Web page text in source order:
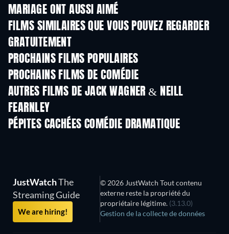
MARIAGE ONT AUSSI AIMÉ
FILMS SIMILAIRES QUE VOUS POUVEZ REGARDER
GRATUITEMENT
PROCHAINS FILMS POPULAIRES
PROCHAINS FILMS DE COMÉDIE
AUTRES FILMS DE JACK WAGNER & NEILL
FEARNLEY
PÉPITES CACHÉES COMÉDIE DRAMATIQUE
JustWatchThe
Streaming Guide
We are hiring!
© 2026 JustWatch Tout contenu
externe reste la propriété du
propriétaire légitime. (3.13.0)
Gestion de la collecte de données